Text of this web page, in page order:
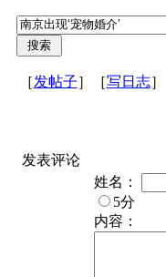
［发帖子］［写日志
发表评论
姓名：
5分
内容：